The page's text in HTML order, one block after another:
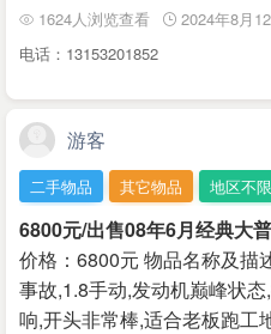
1624人浏览查看 2024年8月
电话：13153201852
游客
二手物品 其它物品 地区不限
6800元/出售08年6月经典大
价格：6800元 物品名称及描
事故,1.8手动,发动机巅峰状
响,开头非常棒,适合老板跑工